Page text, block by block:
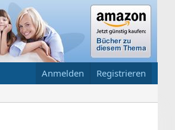
Anmelden Registrieren